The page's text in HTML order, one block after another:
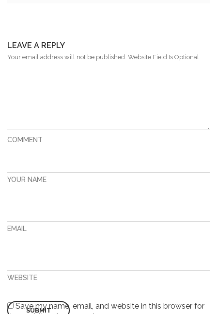
LEAVE A REPLY
Your email address will not be published. Website Field Is Optional.
COMMENT
YOUR NAME
EMAIL
WEBSITE
Save my name, email, and website in this browser for